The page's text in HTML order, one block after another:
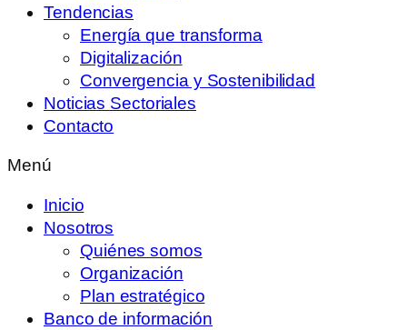
Tendencias
Energía que transforma
Digitalización
Convergencia y Sostenibilidad
Noticias Sectoriales
Contacto
Menú
Inicio
Nosotros
Quiénes somos
Organización
Plan estratégico
Banco de información